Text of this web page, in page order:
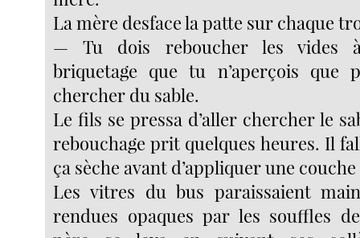
La mère desface la patte sur chaque
— Tu dois reboucher les vides
briquetage que tu n’aperçois que
chercher du sable.
Le fils se pressa d’aller chercher le
rebouchage prit quelques heures. Il
ça sèche avant d’appliquer une
Les vitres du bus paraissaient
rendues opaques par les souffles